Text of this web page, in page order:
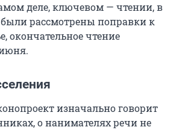
деле, ключевом — чтении, в
были рассмотрены поправки к
окончательное чтение
изначально говорит
о нанимателях речи не